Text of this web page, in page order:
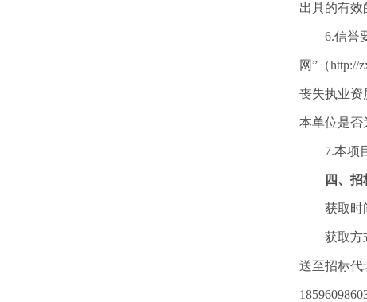
出具的有效
6.信誉
网”（
丧失执业资
本单位是否
7.本项
四、
获取时
获取方
送至招标代